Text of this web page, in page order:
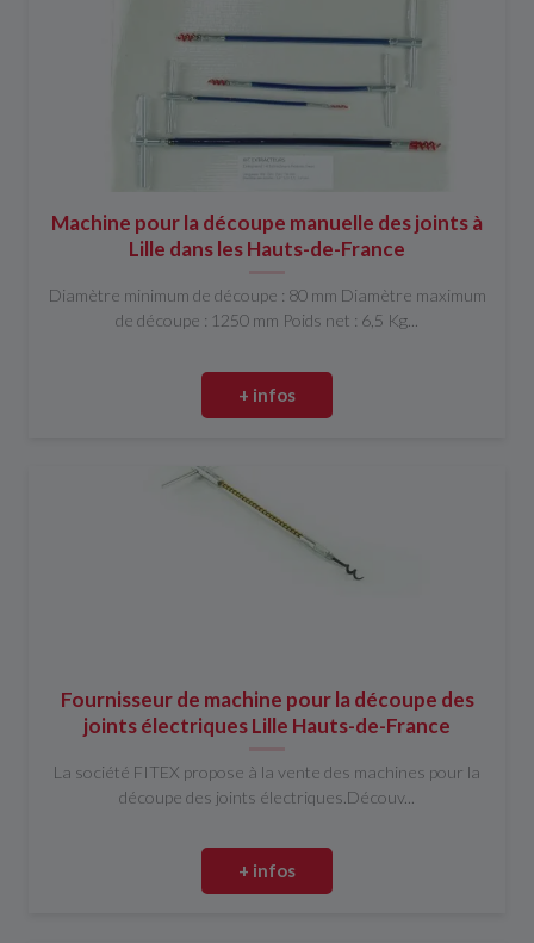
Machine pour la découpe manuelle des joints à
Lille dans les Hauts-de-France
Diamètre minimum de découpe : 80 mm Diamètre maximum
de découpe : 1250 mm Poids net : 6,5 Kg...
+ infos
Fournisseur de machine pour la découpe des
joints électriques Lille Hauts-de-France
La société FITEX propose à la vente des machines pour la
découpe des joints électriques.Découv...
+ infos